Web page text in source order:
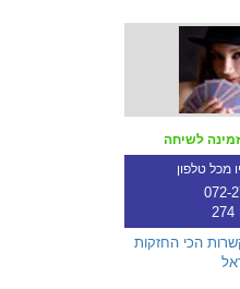
לשיחה
מכל טלפון
072-
הכי החזקות